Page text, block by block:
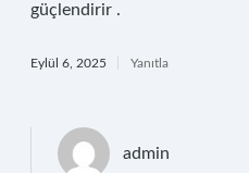
güçlendirir .
Eylül 6, 2025 Yanıtla
admin